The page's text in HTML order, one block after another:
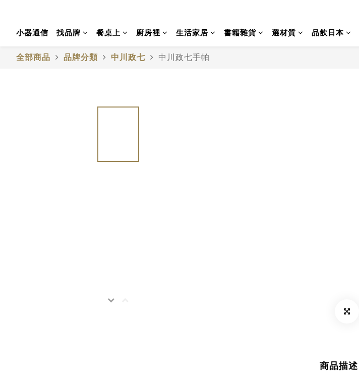
小器通信 找品牌 餐桌上 廚房裡 生活家居 書籍雜貨 選材質 品飲日本
全部商品 品牌分類 中川政七 中川政七手帕
商品描述